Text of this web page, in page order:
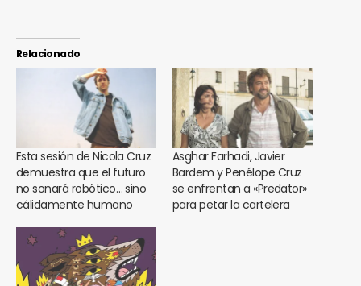
Relacionado
Esta sesión de Nicola Cruz
demuestra que el futuro
no sonará robótico… sino
cálidamente humano
Asghar Farhadi, Javier
Bardem y Penélope Cruz
se enfrentan a «Predator»
para petar la cartelera